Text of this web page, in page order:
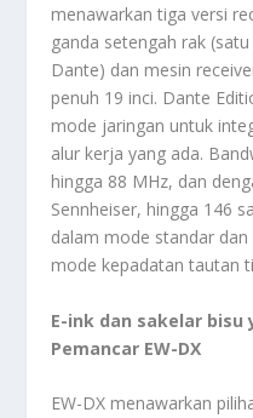
menawarkan tiga versi
ganda setengah rak
Dante) dan mesin
penuh 19 inci. Dante
mode jaringan untuk
alur kerja yang ada.
hingga 88 MHz, dan
Sennheiser, hingga 146
dalam mode standar
mode kepadatan tautan
E-ink dan sakelar
Pemancar EW-DX
EW-DX menawarkan